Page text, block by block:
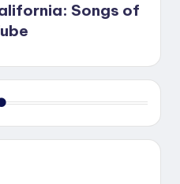
Songs of